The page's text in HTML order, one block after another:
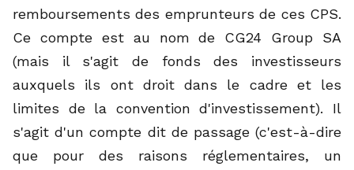
remboursements des emprunteurs de ces CPS.
Ce compte est au nom de CG24 Group SA
(mais il s'agit de fonds des investisseurs
auxquels ils ont droit dans le cadre et les
limites de la convention d'investissement). Il
s'agit d'un compte dit de passage (c'est-à-dire
que pour des raisons réglementaires, un